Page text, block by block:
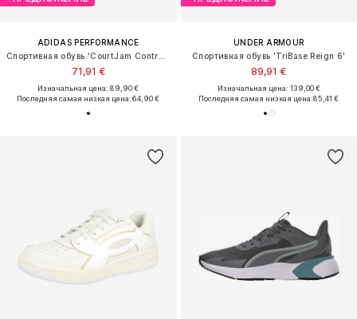
ADIDAS PERFORMANCE
71,91 €
Изначальная цена: 89,90 €
Последняя самая низкая цена:64,90 €
UNDER ARMOUR
Спортивная обувь 'TriBase Reign 6'
89,91 €
Изначальная цена: 139,00 €
Последняя самая низкая цена:85,41 €